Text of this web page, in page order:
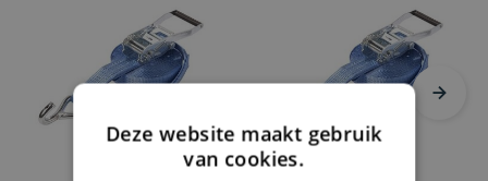
Deze website maakt gebruik
van cookies.